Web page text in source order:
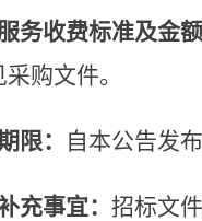
务收费标准及金额
购文件。
限： 自本公告发
充事宜： 招标文件